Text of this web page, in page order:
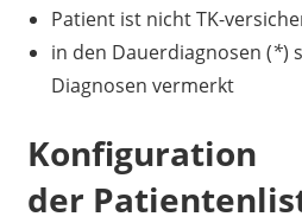
Patient ist nicht TK-
in den Dauerdiagnosen (*)
Diagnosen vermerkt
Konfiguration
der